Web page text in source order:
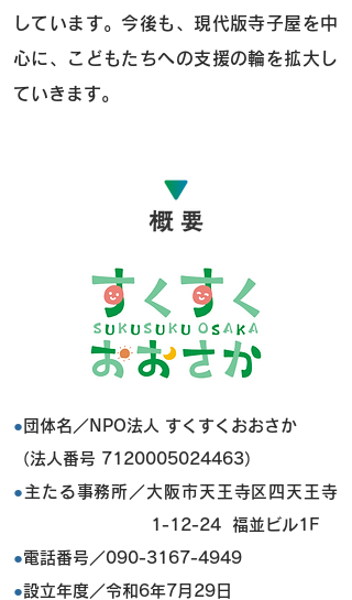
しています。 今後も、現代版寺子屋を中
心に、こどもたちへの支援の輪を拡大し
ていきます。
● 団体名／NPO法人 すくすくおおさか
​（法人番号 7120005024463）
● 主たる事務所／大阪市天王寺区四天王寺
1-12-24 福並ビル1F
●電話番号／090-3167-4949
●設立年度／令和6年7月29日